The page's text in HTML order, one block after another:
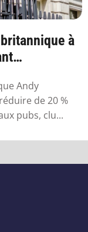
à
Andy
de 20 %
pubs, clu...